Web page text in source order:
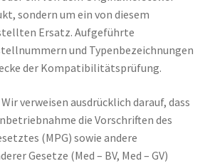
sondern um ein von diesem
Ersatz. Aufgeführte
und Typenbezeichnungen
der Kompatibilitätsprüfung.
verweisen ausdrücklich darauf, dass
die Vorschriften des
(MPG) sowie andere
Gesetze (Med – BV, Med – GV)